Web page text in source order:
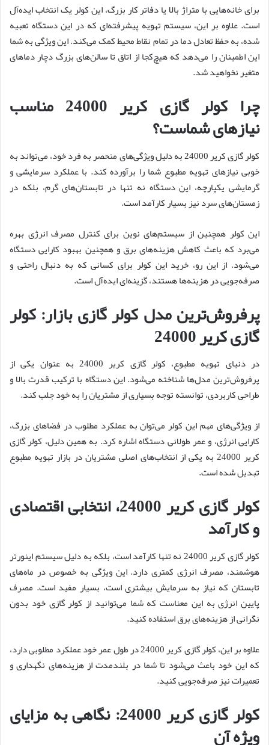
برای خانه‌هایی با متراژ بالا یا دفاتر کار بزرگ، این کولر یک انتخاب ایده‌آل
است. علاوه بر این، سیستم تهویه پیشرفته‌ای که در این دستگاه تعبیه
شده، به حفظ تعادل دما در تمام نقاط محیط کمک می‌کند. این ویژگی به شما
این اطمینان را می‌دهد که هیچ‌کجا از اتاق تا سالن‌های بزرگ دچار دماهای
متغیر نخواهید شد.
چرا کولر گازی کریر 24000 مناسب
نیازهای شماست؟
کولر گازی کریر 24000 به دلیل ویژگی‌های منحصر به فرد خود، می‌تواند به
خوبی نیازهای تهویه مطبوع شما را برآورده کند. با عملکرد سرمایشی و
گرمایشی یکپارچه، این دستگاه نه تنها در تابستان‌های گرم، بلکه در
زمستان‌های سرد نیز بسیار کارآمد است.
این کولر همچنین از سیستم‌های نوین برای کنترل مصرف انرژی بهره
می‌برد که باعث کاهش هزینه‌های برق و همچنین بهبود کارایی دستگاه
می‌شود. از این رو، خرید این کولر برای کسانی که به دنبال راحتی و
صرفه‌جویی در هزینه‌ها هستند، گزینه‌ای ایده‌آل است.
پرفروش‌ترین مدل کولر گازی بازار: کولر
گازی کریر 24000
در دنیای تهویه مطبوع، کولر گازی کریر 24000 به عنوان یکی از
پرفروش‌ترین مدل‌ها شناخته می‌شود. این دستگاه با ترکیب قدرت بالا و
طراحی کاربردی، توانسته توجه بسیاری از مشتریان را به خود جلب کند.
از ویژگی‌های مهم این کولر می‌توان به عملکرد مطلوب در فضاهای بزرگ،
کارایی انرژی، و عمر طولانی دستگاه اشاره کرد. به همین دلیل، کولر گازی
کریر 24000 به یکی از انتخاب‌های اصلی مشتریان در بازار تهویه مطبوع
تبدیل شده است.
کولر گازی کریر 24000، انتخابی اقتصادی
و کارآمد
کولر گازی کریر 24000 نه تنها کارآمد است، بلکه به دلیل سیستم اینورتر
هوشمند، مصرف انرژی کمتری دارد. این ویژگی به خصوص در ماه‌های
تابستان که نیاز به سرمایش بیشتری است، بسیار مفید است. مصرف
پایین انرژی به این معناست که شما می‌توانید از کولر گازی خود بدون
نگرانی از هزینه‌های برق استفاده کنید.
علاوه بر این، کولر گازی کریر 24000 در طول عمر خود عملکرد مطلوبی دارد،
که این خود باعث می‌شود تا شما در بلندمدت از هزینه‌های نگهداری و
تعمیرات نیز صرفه‌جویی کنید.
کولر گازی کریر 24000: نگاهی به مزایای
ویژه آن